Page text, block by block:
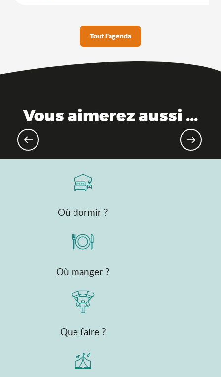
Tout l'agenda
Vous aimerez aussi ...
Où dormir ?
Où manger ?
Que faire ?